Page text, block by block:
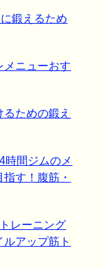
鍛えるため
メニューおす
ための鍛え
時間ジムのメ
す！腹筋・
レーニング
アップ筋ト